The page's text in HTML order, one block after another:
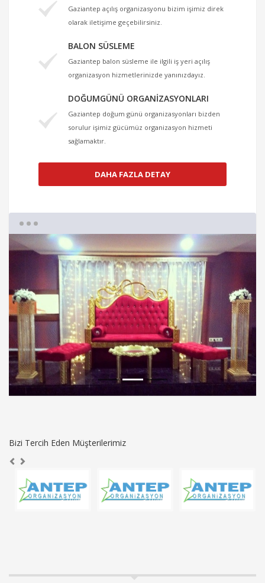
Gaziantep açılış organizasyonu bizim işimiz direk
olarak iletişime geçebilirsiniz.
BALON SÜSLEME
Gaziantep balon süsleme ile ilgili iş yeri açılış
organizasyon hizmetlerinizde yanınızdayız.
DOĞUMGÜNÜ ORGANIZASYONLARI
Gaziantep doğum günü organizasyonları bizden
sorulur işimiz gücümüz organizasyon hizmeti
sağlamaktır.
DAHA FAZLA DETAY
Bizi Tercih Eden Müşterilerimiz